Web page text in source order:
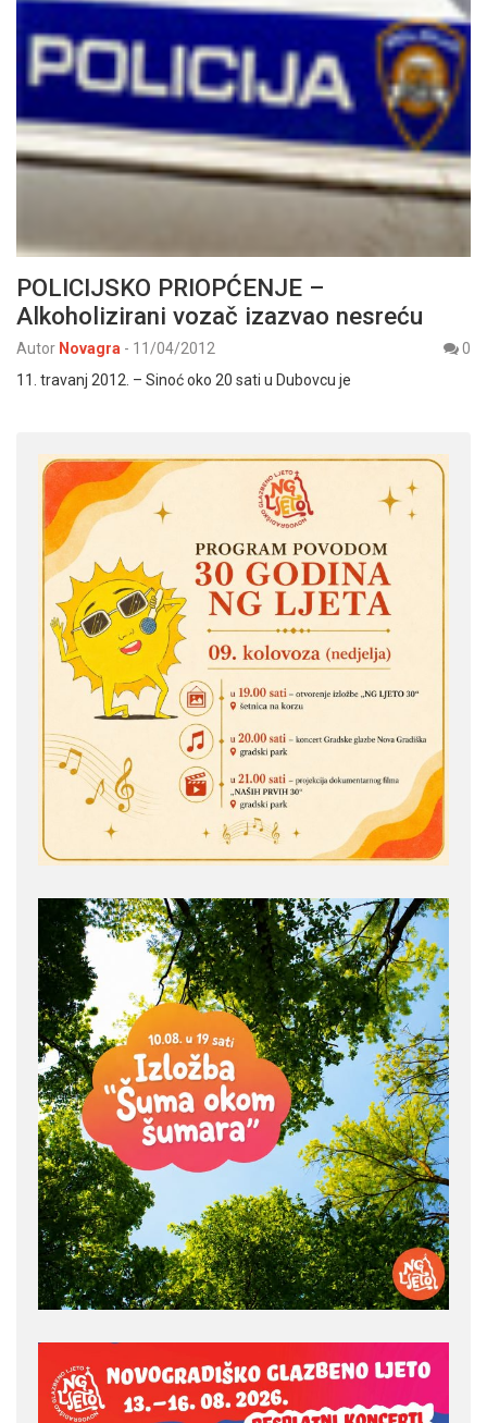
POLICIJSKO PRIOPĆENJE –
Alkoholizirani vozač izazvao nesreću
Autor Novagra - 11/04/2012
0
11. travanj 2012. – Sinoć oko 20 sati u Dubovcu je